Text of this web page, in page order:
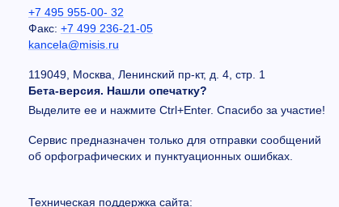
+7 495 955-00- 32
Факс: +7 499 236-21-05
kancela@misis.ru
119049, Москва, Ленинский пр-кт, д. 4, стр. 1
Бета-версия. Нашли опечатку?
Выделите ее и нажмите Ctrl+Enter. Спасибо за участие!
Сервис предназначен только для отправки сообщений
об орфографических и пунктуационных ошибках.
Техническая поддержка сайта: